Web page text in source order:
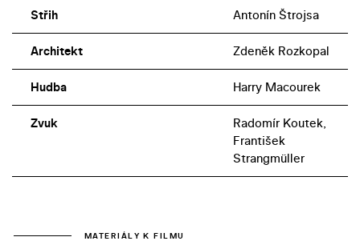
Střih Antonín Štrojsa
Architekt Zdeněk Rozkopal
Hudba Harry Macourek
Zvuk
Radomír Koutek,
František
Strangmüller
MATERIÁLY K FILMU